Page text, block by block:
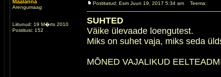
Maalanna
Arengumaag
Liitunud: 19 M�rts 2010
Postitusi: 152
Postitatud: Esm Juun 19, 2017 5:34 am Teema:
SUHTED
Väike ülevaade loengutest.
Miks on suhet vaja, miks seda
MÕNED VAJALIKUD